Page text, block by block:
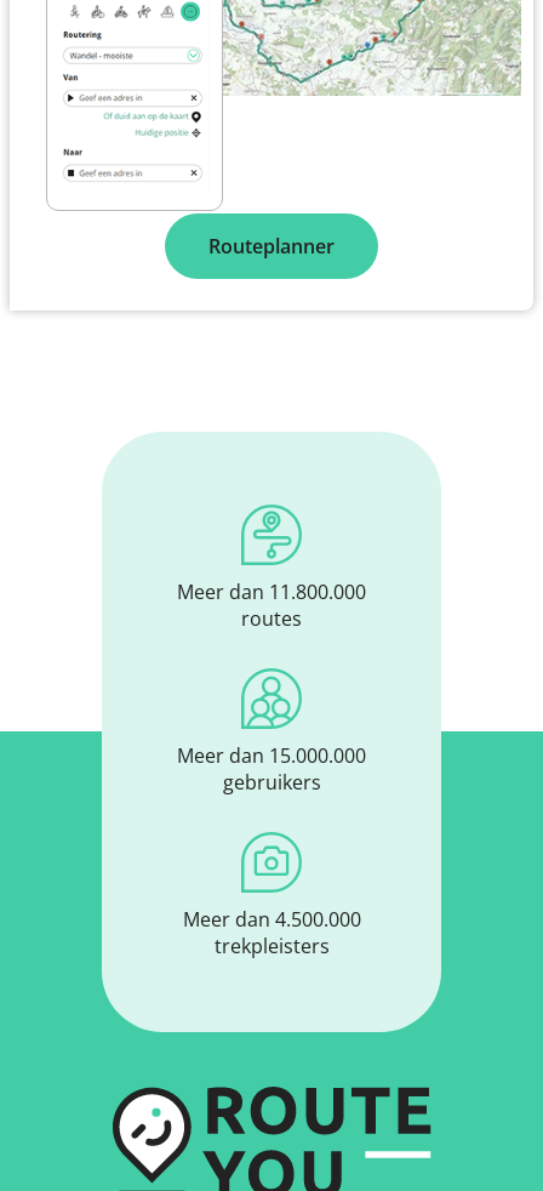
Routeplanner
Meer dan 11.800.000
routes
Meer dan 15.000.000
gebruikers
Meer dan 4.500.000
trekpleisters